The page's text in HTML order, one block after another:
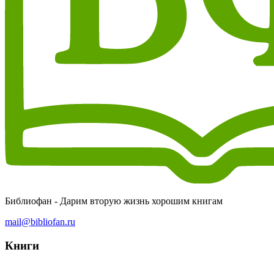
Библиофан - Дарим вторую жизнь хорошим книгам
mail@bibliofan.ru
Книги